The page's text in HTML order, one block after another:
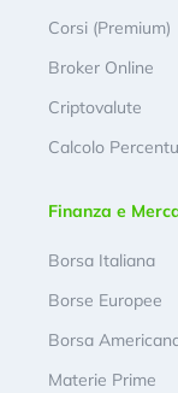
Corsi (Premium)
Broker Online
Criptovalute
Calcolo
Finanza e
Borsa Italiana
Borse Europee
Borsa
Materie Prime